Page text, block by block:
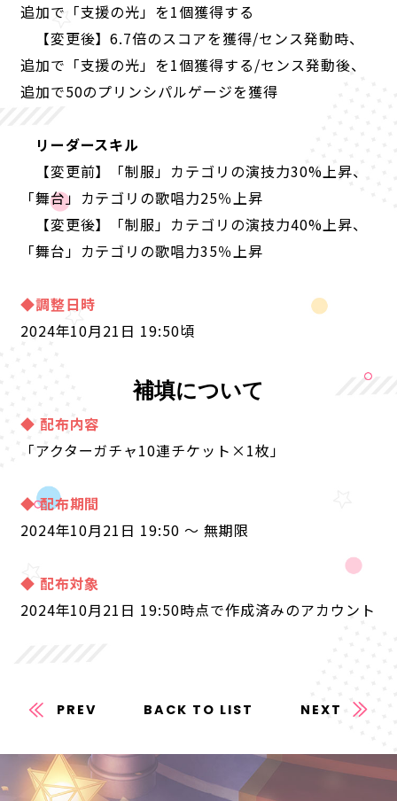
追加で「支援の光」を1個獲得する
【変更後】6.7倍のスコアを獲得/センス発動時、
追加で「支援の光」を1個獲得する/センス発動後、
追加で50のプリンシパルゲージを獲得
リーダースキル
【変更前】「制服」カテゴリの演技力30%上昇、
「舞台」カテゴリの歌唱力25％上昇
【変更後】「制服」カテゴリの演技力40%上昇、
「舞台」カテゴリの歌唱力35％上昇
◆調整日時
2024年10月21日 19:50頃
補填について
◆ 配布内容
「アクターガチャ10連チケット×1枚」
◆ 配布期間
2024年10月21日 19:50 ～ 無期限
◆ 配布対象
2024年10月21日 19:50時点で作成済みのアカウント
PREV BACK TO LIST NEXT